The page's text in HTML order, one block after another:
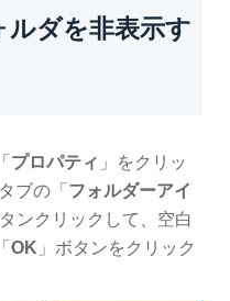
ルダを非表示す
プロパティ 」をクリッ
ブの「 フォルダーアイ
タンクリックして、空白
OK 」ボタンをクリック